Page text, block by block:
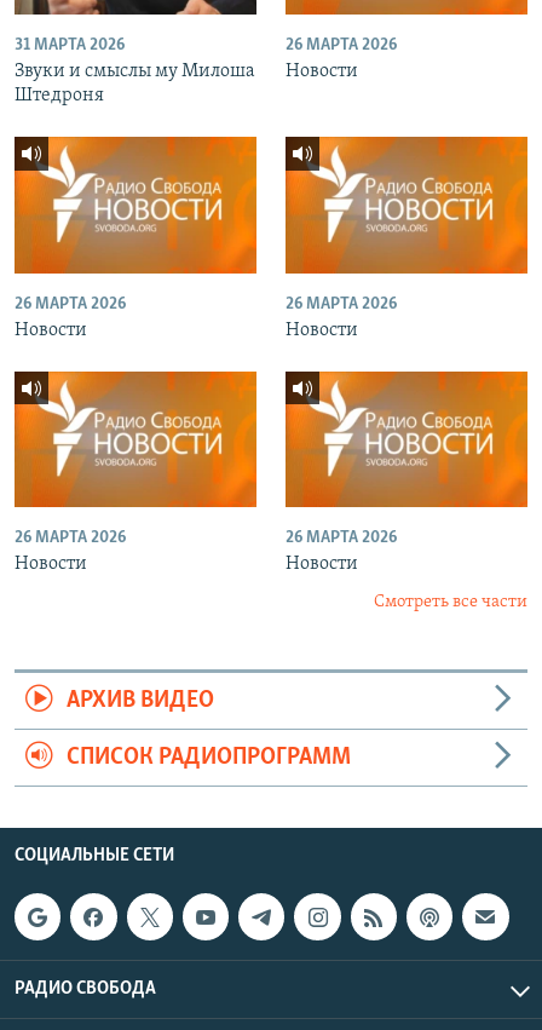
31 МАРТА 2026
Звуки и смыслы му Милоша
Штедроня
26 МАРТА 2026
Новости
26 МАРТА 2026
Новости
26 МАРТА 2026
Новости
26 МАРТА 2026
Новости
26 МАРТА 2026
Новости
Смотреть все части
АРХИВ ВИДЕО
СПИСОК РАДИОПРОГРАММ
СОЦИАЛЬНЫЕ СЕТИ
РАДИО СВОБОДА